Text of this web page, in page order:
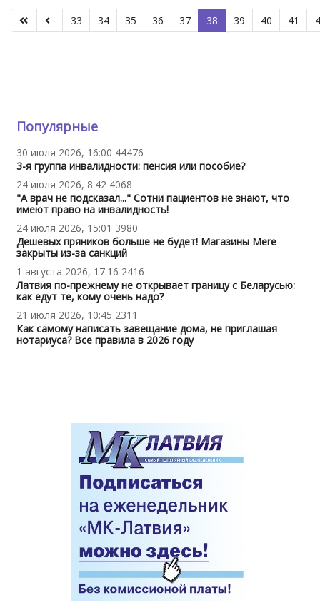
Страница 38 из 66
33 34 35 36 37 38 39 40 41
Популярные
30 июля 2026, 16:00 44476
3-я группа инвалидности: пенсия или пособие?
24 июля 2026, 8:42 4068
"А врач не подсказал..." Сотни пациентов не знают, что
имеют право на инвалидность!
24 июля 2026, 15:01 3980
Дешевых пряников больше не будет! Магазины Mere
закрыты из-за санкций
1 августа 2026, 17:16 2416
Латвия по-прежнему не открывает границу с Беларусью:
как едут те, кому очень надо?
21 июля 2026, 10:45 2311
Как самому написать завещание дома, не приглашая
нотариуса? Все правила в 2026 году